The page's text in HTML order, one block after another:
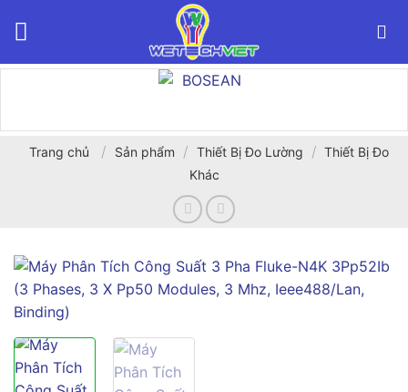
Trang chủ / Sản phẩm / Thiết Bị Đo Lường / Thiết Bị Đo
Khác